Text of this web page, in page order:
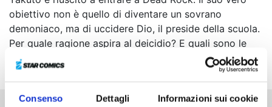
Consenso Dettagli Informazioni sui cookie
obiettivo non è quello di diventare un sovrano
demoniaco, ma di uccidere Dio, il preside della scuola.
Per quale ragione aspira al deicidio? E quali sono le
sue vere intenzioni?